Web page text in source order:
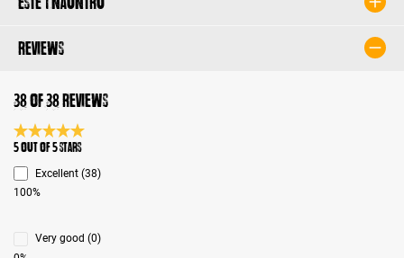
Reviews
38 of 38 reviews
Average rating 5 of 5 Stars
5 out of 5 stars
Excellent (38)
100%
Very good (0)